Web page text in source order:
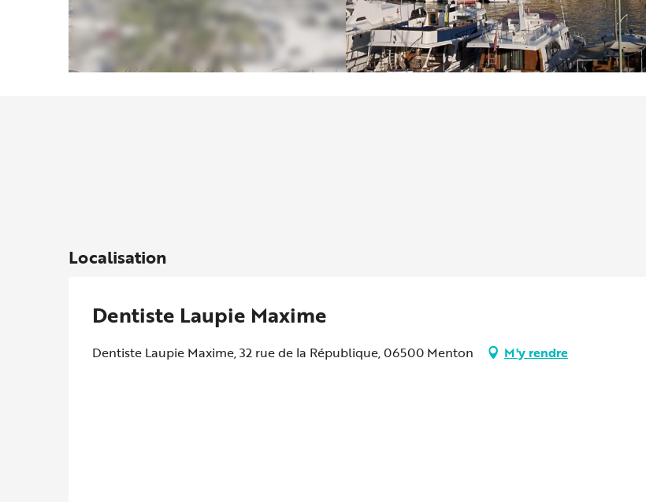
Localisation
Dentiste Laupie Maxime
Dentiste Laupie Maxime, 32 rue de la République, 06500 Menton M'y rendre